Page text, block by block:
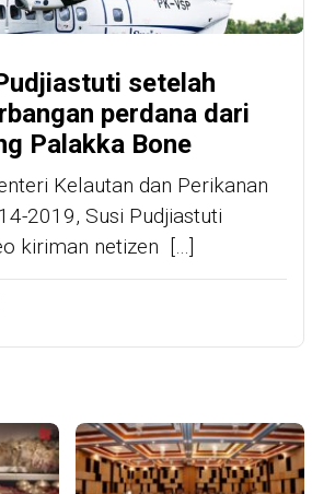
setelah
perdana dari
Palakka Bone
Kelautan dan Perikanan
2019, Susi Pudjiastuti
kiriman netizen […]